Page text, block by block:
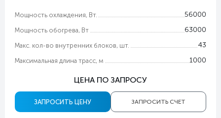
Мощность охлаждения, Вт. 56000
Мощность обогрева, Вт 63000
Макс. кол-во внутренних блоков, шт. 43
Максимальная длина трасс, м 1000
ЦЕНА ПО ЗАПРОСУ
ЗАПРОСИТЬ СЧЕТ
ЗАПРОСИТЬ ЦЕНУ